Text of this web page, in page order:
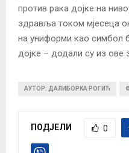
против рака дојке на
здравља током мјесеца
на униформи као симбол
дојке – додали су из ове
АУТОР: ДАЛИБОРКА РОГИЋ
ПОДЈЕЛИ 0